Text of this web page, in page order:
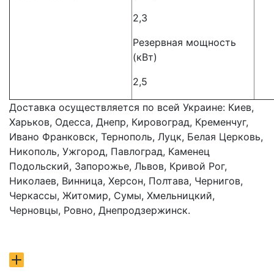
2,3
Резервная мощность
(кВт)
2,5
Доставка осуществляется по всей Украине: Киев,
Харьков, Одесса, Днепр, Кировоград, Кременчуг,
Ивано Франковск, Тернополь, Луцк, Белая Церковь,
Никополь, Ужгород, Павлоград, Каменец
Подольский, Запорожье, Львов, Кривой Рог,
Николаев, Винница, Херсон, Полтава, Чернигов,
Черкассы, Житомир, Сумы, Хмельницкий,
Черновцы, Ровно, Днепродзержинск.